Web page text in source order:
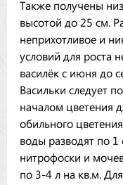
Также получены
высотой до 25 см.
неприхотливое и
условий для роста
василёк с июня до
Васильки следует
началом цветения
обильного
воды разводят по 1
нитрофоски и
по 3-4 л на кв.м.